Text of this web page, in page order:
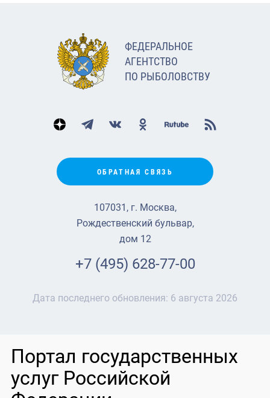
ФЕДЕРАЛЬНОЕ
АГЕНТСТВО
ПО РЫБОЛОВСТВУ
ОБРАТНАЯ СВЯЗЬ
107031, г. Москва,
Рождественский бульвар,
дом 12
+7 (495) 628-77-00
Дата последнего обновления: 6 августа 2026
Портал государственных
услуг Российской